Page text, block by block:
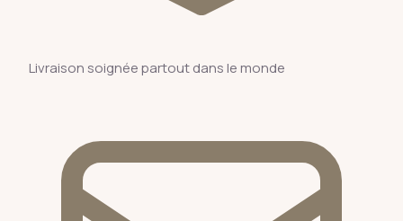
Livraison soignée partout dans le monde